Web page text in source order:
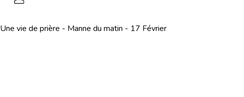
Une vie de prière - Manne du matin - 17 Février